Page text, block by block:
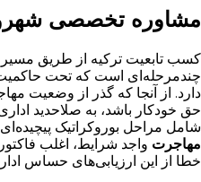
مشاوره تخصصی
کسب تابعیت ترکیه از طریق
دارد. از آنجا که گذر از وضعیت
حق خودکار باشد، به صلاحدید
شامل مراحل بوروکراتیک
مهاجرت واجد شرایط، اغلب
خطا از این ارزیابی‌های حساس